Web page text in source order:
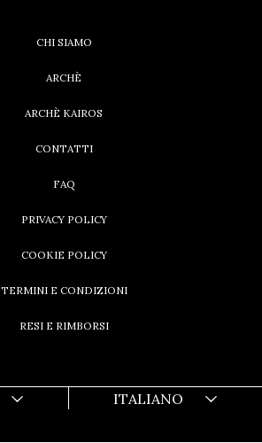
CHI SIAMO
ARCHÈ
ARCHÈ KAIROS
CONTATTI
FAQ
PRIVACY POLICY
COOKIE POLICY
TERMINI E CONDIZIONI
RESI E RIMBORSI
ITALIANO